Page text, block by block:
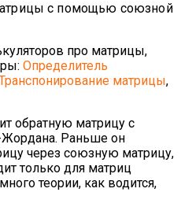
с помощью союзной
про матрицы,
Определитель
матрицы,
обратную матрицу с
Раньше он
через союзную матрицу,
только для матриц
теории, как водится,